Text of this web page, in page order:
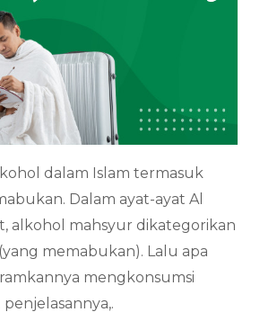
dalam Islam termasuk
Dalam ayat-ayat Al
alkohol mahsyur dikategorikan
memabukan). Lalu apa
mengkonsumsi